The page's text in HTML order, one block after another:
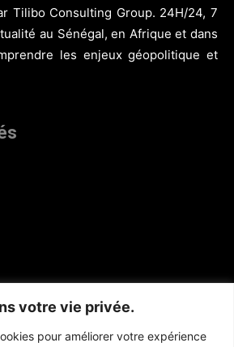
votre vie privée.
pour améliorer votre expérience
Tilibo Consulting Group. 24H/24, 7
au Sénégal, en Afrique et dans
les enjeux géopolitique et
330 86 87‬
17 85 46